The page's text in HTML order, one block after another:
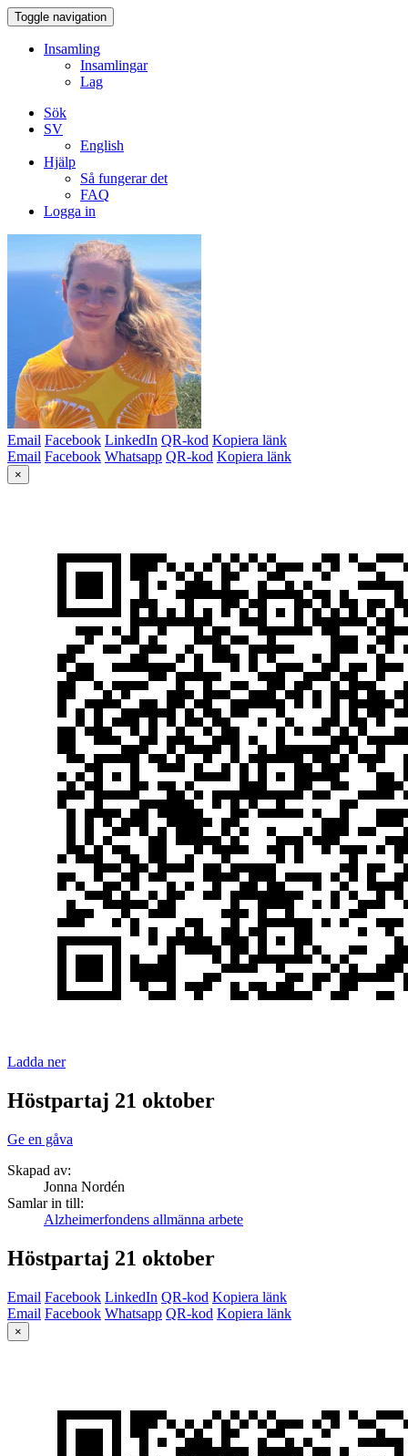
Toggle navigation
Insamling
Insamlingar
Lag
Sök
SV
English
Hjälp
Så fungerar det
FAQ
Logga in
Email Facebook LinkedIn QR-kod Kopiera länk
Email Facebook Whatsapp QR-kod Kopiera länk
×
Ladda ner
Höstpartaj 21 oktober
Ge en gåva
Skapad av:
Jonna Nordén
Samlar in till:
Alzheimerfondens allmänna arbete
Höstpartaj 21 oktober
Email Facebook LinkedIn QR-kod Kopiera länk
Email Facebook Whatsapp QR-kod Kopiera länk
×